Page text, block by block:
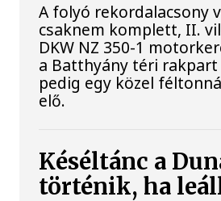
A folyó rekordalacsony
csaknem komplett, II.
DKW NZ 350-1
a Batthyány téri
pedig egy közel
elő.
Késéltánc a
történik, ha